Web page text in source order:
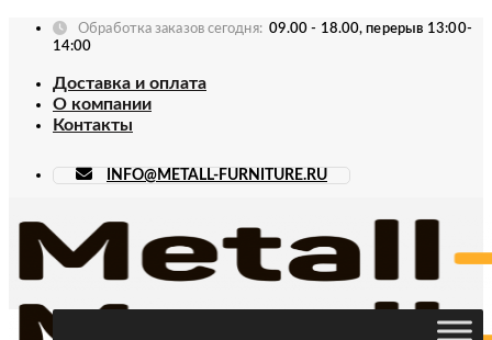
Skip
Обработка заказов сегодня: 09.00 - 18.00, перерыв 13:00-
14:00
Доставка и оплата
О компании
Контакты
INFO@METALL-FURNITURE.RU